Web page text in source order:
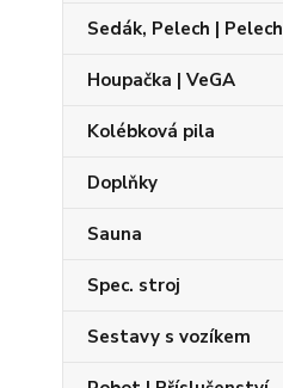
Sedák, Pelech | Pelech
Houpačka | VeGA
Kolébková pila
Doplňky
Sauna
Spec. stroj
Sestavy s vozíkem